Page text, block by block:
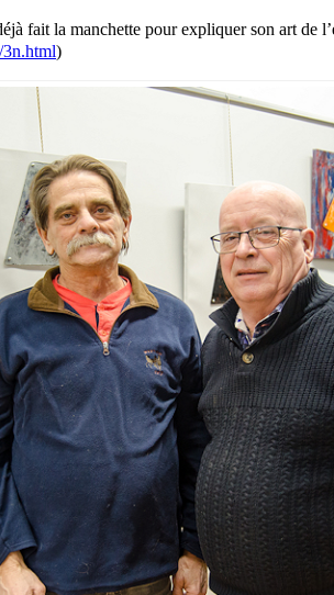
fait la manchette pour expliquer son art de
)